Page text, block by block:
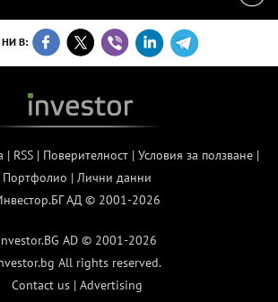
В:
| RSS| Поверителност| Условия за ползване|
Портфолио | Лични данни
АД © 2001-2026
AD © 2001-2026
All rights reserved.
Contact us | Advertising